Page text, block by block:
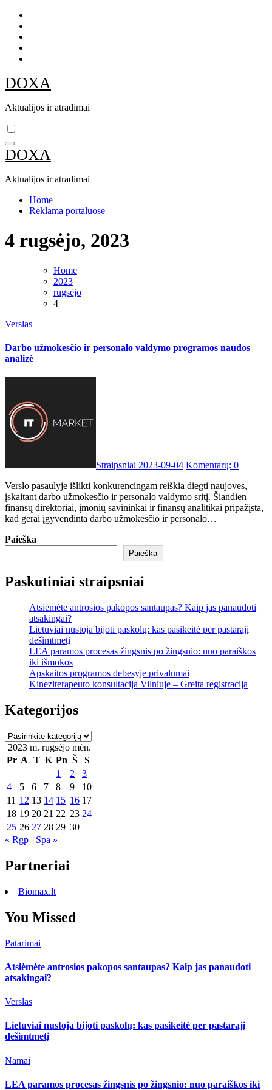
Skip
content
DOXA
Aktualijos ir atradimai
DOXA
Aktualijos ir atradimai
Home
Reklama portaluose
4 rugsėjo, 2023
Home
2023
rugsėjo
4
Verslas
Darbo užmokesčio ir personalo valdymo programos naudos
analizė
Straipsniai 2023-09-04 Komentarų: 0
Verslo pasaulyje išlikti konkurencingam reiškia diegti naujoves,
įskaitant darbo užmokesčio ir personalo valdymo sritį. Šiandien
finansų direktoriai, įmonių savininkai ir finansų analitikai pripažįsta,
kad gerai įgyvendinta darbo užmokesčio ir personalo…
Paieška
Paieška
Paskutiniai straipsniai
Atsiėmėte antrosios pakopos santaupas? Kaip jas panaudoti
atsakingai?
Lietuviai nustoja bijoti paskolų: kas pasikeitė per pastarąjį
dešimtmetį
LEA paramos procesas žingsnis po žingsnio: nuo paraiškos
iki išmokos
Apskaitos programos debesyje privalumai
Kineziterapeuto konsultacija Vilniuje – Greita registracija
Kategorijos
Kategorijos
2023 m. rugsėjo mėn.
Pr A T K Pn Š
S
1
2
3
4
5 6 7 8 9
10
11 12 13 14 15 16 17
18 19 20 21 22 23 24
25 26 27 28 29 30
« Rgp
Spa »
Partneriai
Biomax.lt
You Missed
Patarimai
Atsiėmėte antrosios pakopos santaupas? Kaip jas panaudoti
atsakingai?
Verslas
Lietuviai nustoja bijoti paskolų: kas pasikeitė per pastarąjį
dešimtmetį
Namai
LEA paramos procesas žingsnis po žingsnio: nuo paraiškos iki